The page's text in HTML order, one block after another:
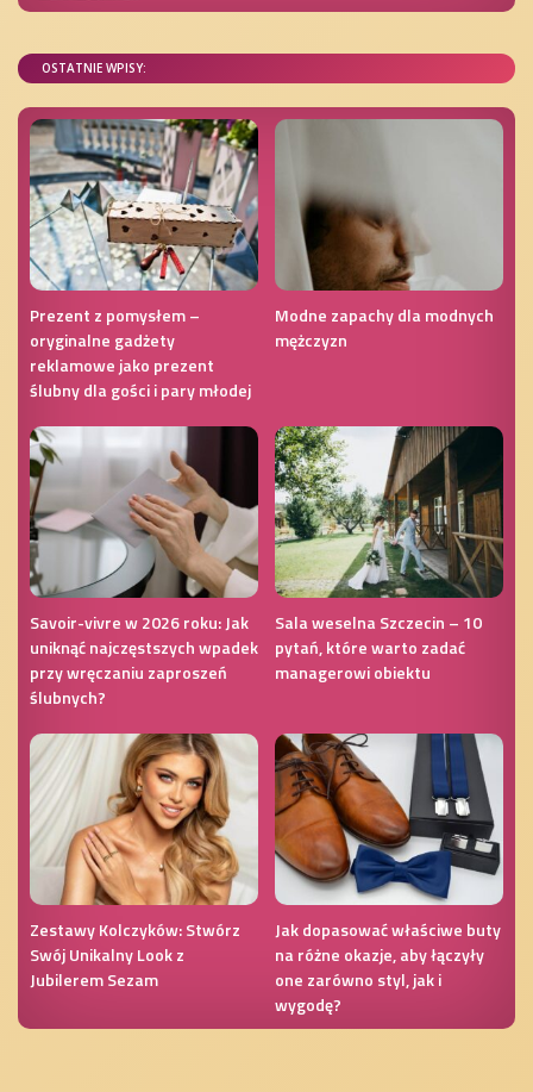
OSTATNIE WPISY:
Prezent z pomysłem –
oryginalne gadżety
reklamowe jako prezent
ślubny dla gości i pary młodej
Modne zapachy dla modnych
mężczyzn
Savoir-vivre w 2026 roku: Jak
uniknąć najczęstszych wpadek
przy wręczaniu zaproszeń
ślubnych?
Sala weselna Szczecin – 10
pytań, które warto zadać
managerowi obiektu
Zestawy Kolczyków: Stwórz
Swój Unikalny Look z
Jubilerem Sezam
Jak dopasować właściwe buty
na różne okazje, aby łączyły
one zarówno styl, jak i
wygodę?